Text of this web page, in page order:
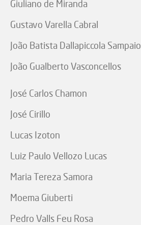
Giuliano de Miranda
Gustavo Varella Cabral
João Batista Dallapiccola Sampaio
João Gualberto Vasconcellos
José Carlos Chamon
José Cirillo
Lucas Izoton
Luiz Paulo Vellozo Lucas
Maria Tereza Samora
Moema Giuberti
Pedro Valls Feu Rosa